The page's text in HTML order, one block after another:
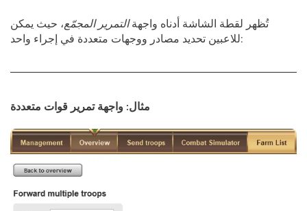
تُظهر لقطة الشاشة أدناه واجهةالتمرير المجمّع، حيث يمكن
للاعبين تحديد مصادر ووجهات متعددة في إجراء واحد:
مثال: واجهة تمرير قوات متعددة